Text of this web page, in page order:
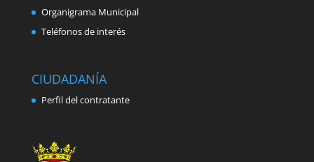
Organigrama Municipal
Teléfonos de interés
CIUDADANÍA
Perfil del contratante